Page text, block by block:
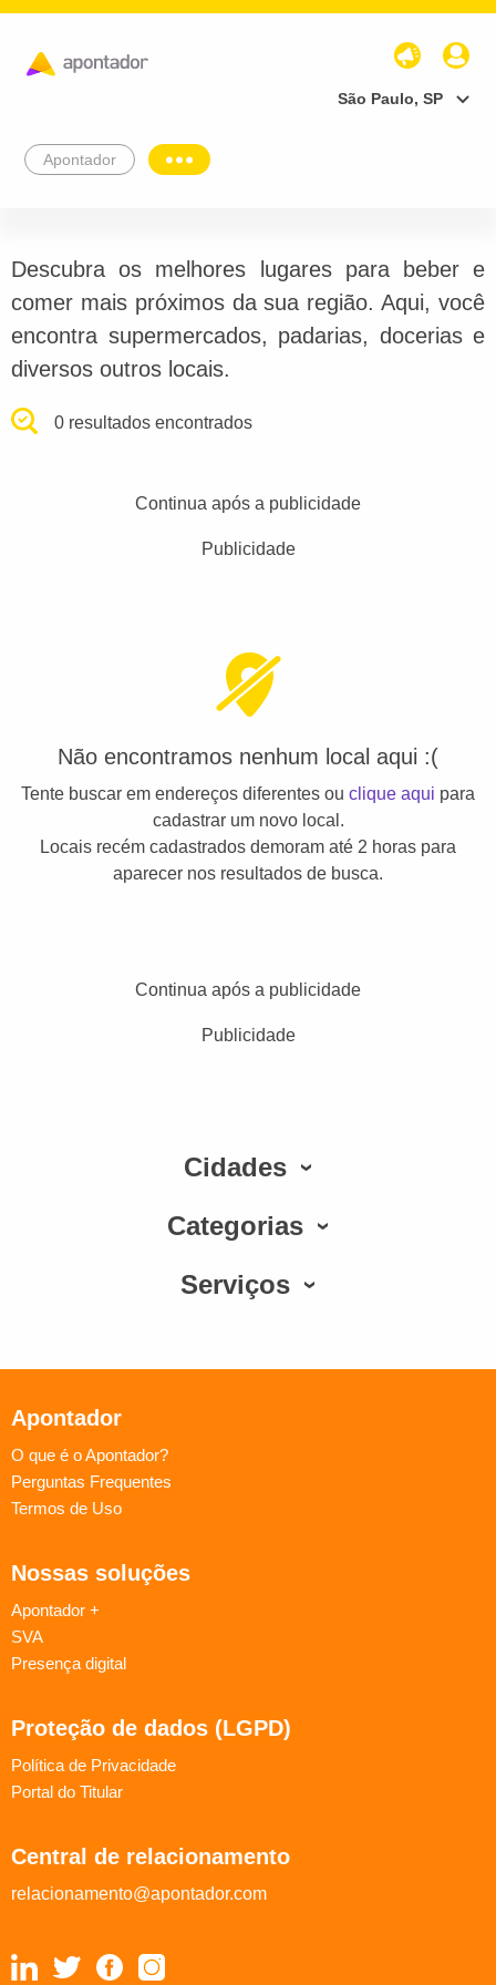
São Paulo, SP
Apontador
Descubra os melhores lugares para beber e
comer mais próximos da sua região. Aqui, você
encontra supermercados, padarias, docerias e
diversos outros locais.
0 resultados encontrados
Continua após a publicidade
Publicidade
Não encontramos nenhum local aqui :(
Tente buscar em endereços diferentes ou clique aqui para
cadastrar um novo local.
Locais recém cadastrados demoram até 2 horas para
aparecer nos resultados de busca.
Continua após a publicidade
Publicidade
Cidades
Categorias
Serviços
Apontador
O que é o Apontador?
Perguntas Frequentes
Termos de Uso
Nossas soluções
Apontador +
SVA
Presença digital
Proteção de dados (LGPD)
Política de Privacidade
Portal do Titular
Central de relacionamento
relacionamento@apontador.com